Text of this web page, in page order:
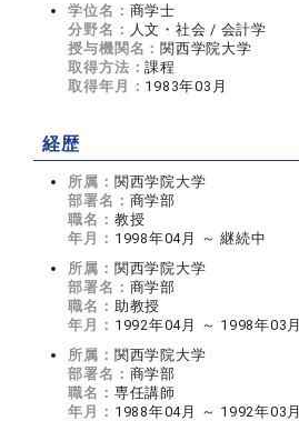
学位名： 商学士
分野名： 人文・社会 / 会計学
授与機関名： 関西学院大学
取得方法：課程
取得年月： 1983年03月
経歴
所属： 関西学院大学
部署名： 商学部
職名： 教授
年月： 1998年04月 ～ 継続中
所属： 関西学院大学
部署名： 商学部
職名： 助教授
年月： 1992年04月 ～ 1998年03月
所属： 関西学院大学
部署名： 商学部
職名： 専任講師
年月： 1988年04月 ～ 1992年03月